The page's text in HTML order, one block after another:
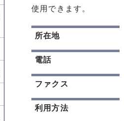
使用できます。
所在地
電話
ファクス
利用方法